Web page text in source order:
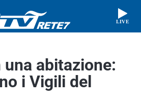
LIVE
abitazione:
i Vigili del